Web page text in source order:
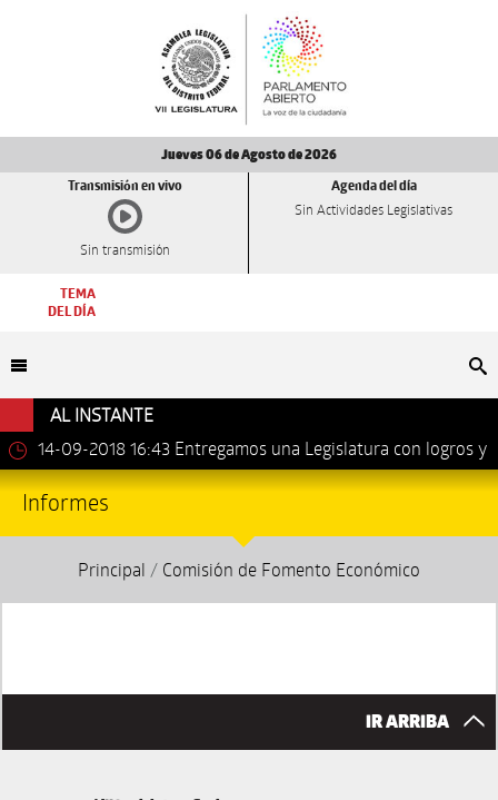
Jueves 06 de Agosto de 2026
Transmisión en vivo
Sin transmisión
Agenda del día
Sin Actividades Legislativas
TEMA
DEL DÍA
AL INSTANTE
14-09-2018 16:43 Entregamos una Legislatura con logros y
avances importantes: Dip. Leonel Luna Estrada.
Informes
Principal / Comisión de Fomento Económico
IR ARRIBA